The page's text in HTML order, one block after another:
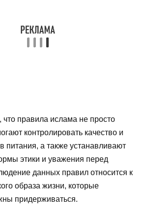
, что правила ислама не просто
контролировать качество и
питания, а также устанавливают
этики и уважения перед
данных правил относится к
образа жизни, которые
придерживаться.